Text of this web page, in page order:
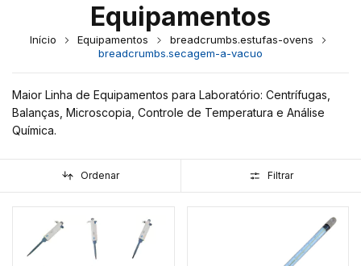
Equipamentos
Início Equipamentos
breadcrumbs.estufas-ovens
breadcrumbs.secagem-a-vacuo
Maior Linha de Equipamentos para Laboratório: Centrífugas,
Balanças, Microscopia, Controle de Temperatura e Análise
Química.
Ordenar Filtrar